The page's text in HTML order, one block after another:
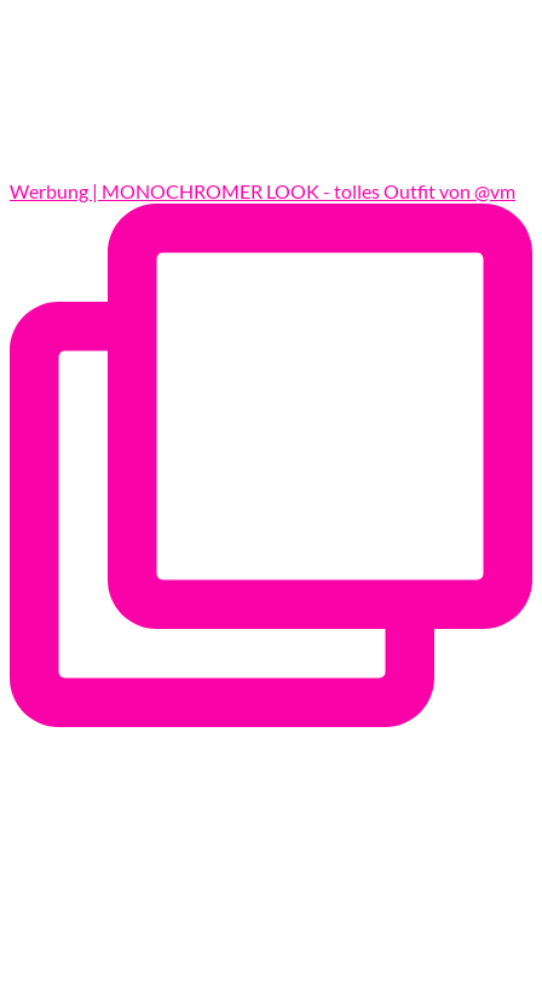
Werbung | MONOCHROMER LOOK - tolles Outfit von @vm